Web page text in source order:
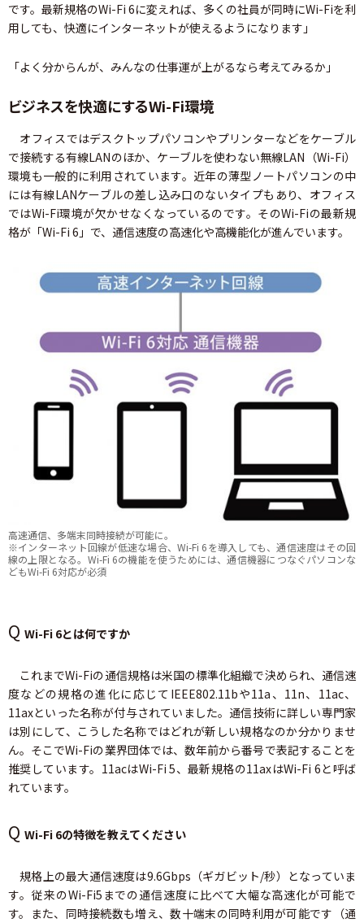
です。最新規格のWi-Fi 6に変えれば、多くの社員が同時にWi-Fiを利
用しても、快適にインターネットが使えるようになります」
「よく分からんが、みんなの仕事運が上がるなら考えてみるか」
ビジネスを快適にするWi-Fi環境
オフィスではデスクトップパソコンやプリンターなどをケーブル
で接続する有線LANのほか、ケーブルを使わない無線LAN（Wi-Fi）
環境も一般的に利用されています。近年の薄型ノートパソコンの中
には有線LANケーブルの差し込み口のないタイプもあり、オフィス
ではWi-Fi環境が欠かせなくなっているのです。そのWi-Fiの最新規
格が「Wi-Fi 6」で、通信速度の高速化や高機能化が進んでいます。
高速通信、多端末同時接続が可能に。
※インターネット回線が低速な場合、Wi-Fi 6を導入しても、通信速度はその回
線の上限となる。Wi-Fi 6の機能を使うためには、通信機器につなぐパソコンな
どもWi-Fi 6対応が必須
Q Wi-Fi 6とは何ですか
これまでWi-Fiの通信規格は米国の標準化組織で決められ、通信速
度などの規格の進化に応じてIEEE802.11bや11a、11n、11ac、
11axといった名称が付与されていました。通信技術に詳しい専門家
は別にして、こうした名称ではどれが新しい規格なのか分かりませ
ん。そこでWi-Fiの業界団体では、数年前から番号で表記することを
推奨しています。11acはWi-Fi 5、最新規格の11axはWi-Fi 6と呼ば
れています。
Q Wi-Fi 6の特徴を教えてください
規格上の最大通信速度は9.6Gbps（ギガビット/秒）となっていま
す。従来のWi-Fi5までの通信速度に比べて大幅な高速化が可能で
す。また、同時接続数も増え、数十端末の同時利用が可能です（通